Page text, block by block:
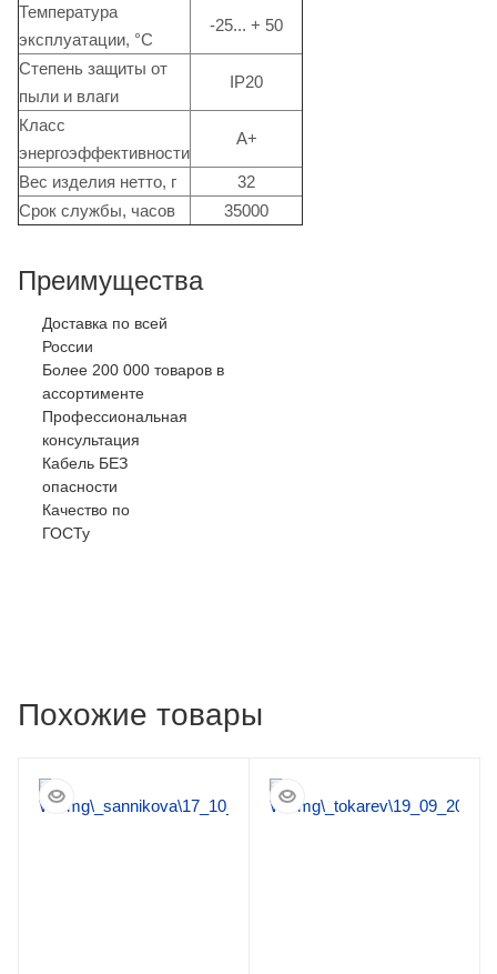
Температура
эксплуатации, °C
-25... + 50
Степень защиты от
пыли и влаги
IP20
Класс
энергоэффективности
А+
Вес изделия нетто, г
32
Срок службы, часов
35000
Преимущества
Доставка по всей
России
Более 200 000 товаров в
ассортименте
Профессиональная
консультация
Кабель БЕЗ
опасности
Качество по
ГОСТу
Похожие товары